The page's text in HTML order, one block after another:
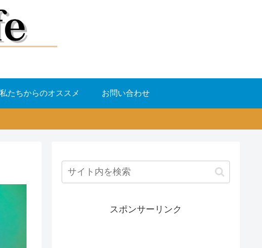
私たちからのオススメ お問い合わせ
スポンサーリンク